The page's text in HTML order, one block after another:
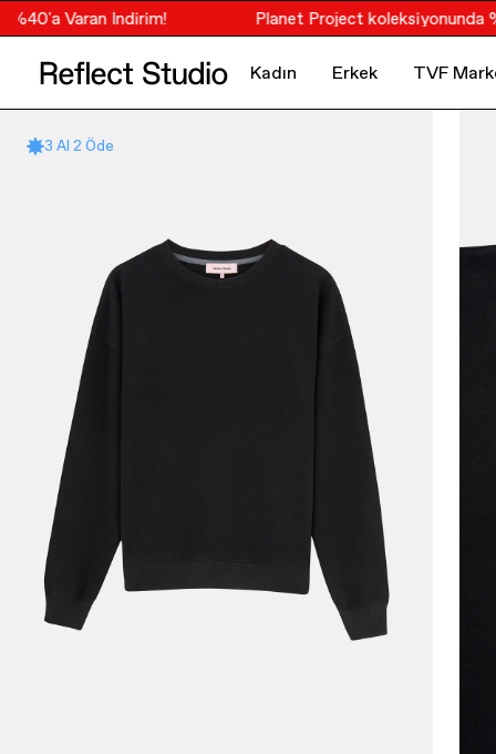
Varan İndirim! Planet Project koleksiyonunda
Kadın Erkek TVF
3 Al 2 Öde